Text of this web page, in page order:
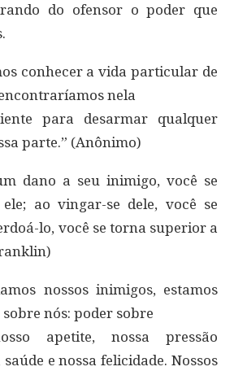
do ofensor o poder que
conhecer a vida particular de
nela
para desarmar qualquer
parte.” (Anônimo)
dano a seu inimigo, você se
ao vingar-se dele, você se
lo, você se torna superior a
nossos inimigos, estamos
nós: poder sobre
apetite, nossa pressão
e nossa felicidade. Nossos